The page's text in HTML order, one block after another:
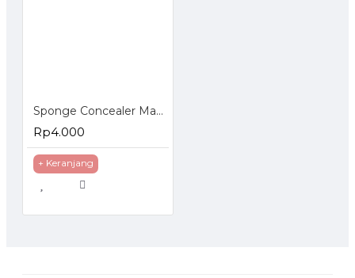
Sponge Concealer Makeup Bedak Finger Spons Puff Beauty
Rp4.000
+ Keranjang